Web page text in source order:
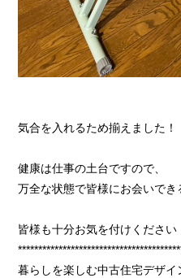
気合を入れるため揃えました！
健康は仕事の土台ですので、
万全な状態で皆様にお会いでき
皆様も十分お気を付けください
暮らしを楽しむ中古住宅デザ